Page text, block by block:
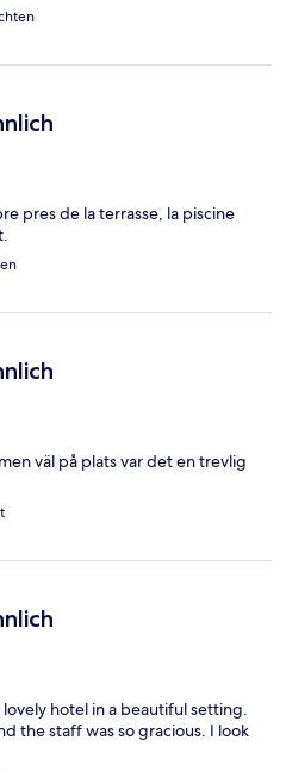
pres de la terrasse, la piscine
väl på plats var det en trevlig
hotel in a beautiful setting.
the staff was so gracious. I look